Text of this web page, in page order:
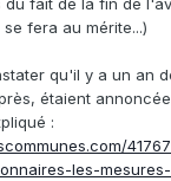
du fait de la fin de
fera au mérite...)
qu'il y a un an
étaient
:
les-